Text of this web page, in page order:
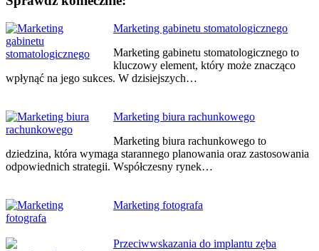
Marketing gabinetu stomatologicznego
Marketing gabinetu stomatologicznego to
kluczowy element, który może znacząco
wpłynąć na jego sukces. W dzisiejszych…
Marketing biura rachunkowego
Marketing biura rachunkowego to
dziedzina, która wymaga starannego planowania oraz zastosowania
odpowiednich strategii. Współczesny rynek…
Marketing fotografa
Przeciwwskazania do implantu zęba
Nawigacja
wpisu